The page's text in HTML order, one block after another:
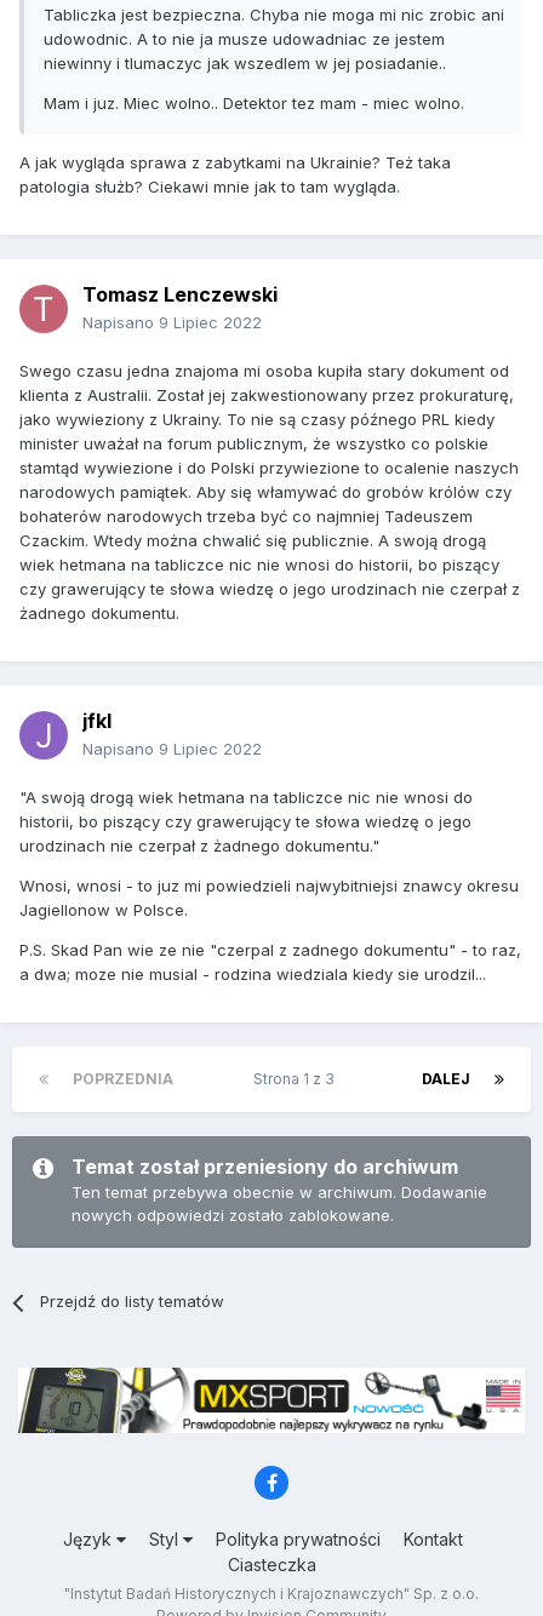
Tabliczka jest bezpieczna. Chyba nie moga mi nic zrobic ani
udowodnic. A to nie ja musze udowadniac ze jestem
niewinny i tlumaczyc jak wszedlem w jej posiadanie..
Mam i juz. Miec wolno.. Detektor tez mam - miec wolno.
A jak wygląda sprawa z zabytkami na Ukrainie? Też taka
patologia służb? Ciekawi mnie jak to tam wygląda.
Tomasz Lenczewski
Napisano 9 Lipiec 2022
Swego czasu jedna znajoma mi osoba kupiła stary dokument od
klienta z Australii. Został jej zakwestionowany przez prokuraturę,
jako wywieziony z Ukrainy. To nie są czasy późnego PRL kiedy
minister uważał na forum publicznym, że wszystko co polskie
stamtąd wywiezione i do Polski przywiezione to ocalenie naszych
narodowych pamiątek. Aby się włamywać do grobów królów czy
bohaterów narodowych trzeba być co najmniej Tadeuszem
Czackim. Wtedy można chwalić się publicznie. A swoją drogą
wiek hetmana na tabliczce nic nie wnosi do historii, bo piszący
czy grawerujący te słowa wiedzę o jego urodzinach nie czerpał z
żadnego dokumentu.
jfkl
Napisano 9 Lipiec 2022
"A swoją drogą wiek hetmana na tabliczce nic nie wnosi do
historii, bo piszący czy grawerujący te słowa wiedzę o jego
urodzinach nie czerpał z żadnego dokumentu."
Wnosi, wnosi - to juz mi powiedzieli najwybitniejsi znawcy okresu
Jagiellonow w Polsce.
P.S. Skad Pan wie ze nie "czerpal z zadnego dokumentu" - to raz,
a dwa; moze nie musial - rodzina wiedziala kiedy sie urodzil...
POPRZEDNIA DALEJ
Strona 1 z 3
Temat został przeniesiony do archiwum
Ten temat przebywa obecnie w archiwum. Dodawanie
nowych odpowiedzi zostało zablokowane.
Przejdź do listy tematów
Język Styl Polityka prywatności
Kontakt
Ciasteczka
"Instytut Badań Historycznych i Krajoznawczych" Sp. z o.o.